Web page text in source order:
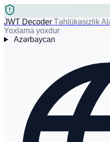
JWT Decoder Təhlükəsizlik
Yoxlama yoxdur
Azərbaycan